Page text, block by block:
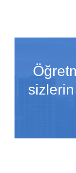
sizlerin